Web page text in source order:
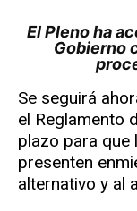
El Pleno ha acordado tramitar la iniciativa del
Gobierno
Se seguirá
el Reglamento
plazo para
presenten
alternativo y al